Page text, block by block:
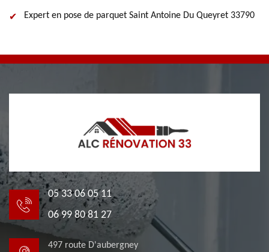
Expert en pose de parquet Saint Antoine Du Queyret 33790
05 33 06 05 11
06 99 80 81 27
497 route D'aubergney